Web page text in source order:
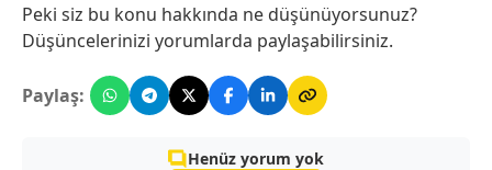
Peki siz bu konu hakkında ne düşünüyorsunuz?
Düşüncelerinizi yorumlarda paylaşabilirsiniz.
Paylaş:
Henüz yorum yok